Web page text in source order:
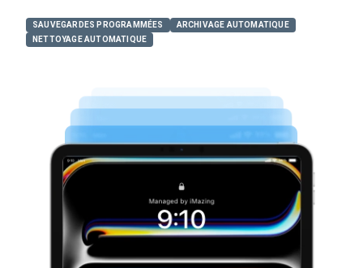
SAUVEGARDES PROGRAMMÉES
ARCHIVAGE AUTOMATIQUE
NETTOYAGE AUTOMATIQUE